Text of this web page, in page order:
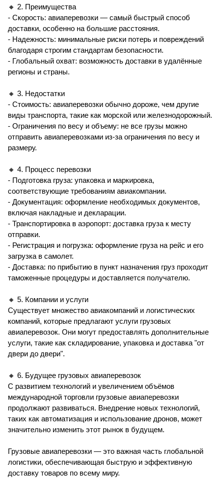
🔸 2. Преимущества
- Скорость: авиаперевозки — самый быстрый способ
доставки, особенно на большие расстояния.
- Надежность: минимальные риски потерь и повреждений
благодаря строгим стандартам безопасности.
- Глобальный охват: возможность доставки в удалённые
регионы и страны.
🔸 3. Недостатки
- Стоимость: авиаперевозки обычно дороже, чем другие
виды транспорта, такие как морской или железнодорожный.
- Ограничения по весу и объему: не все грузы можно
отправить авиаперевозками из-за ограничения по весу и
размеру.
🔸 4. Процесс перевозки
- Подготовка груза: упаковка и маркировка,
соответствующие требованиям авиакомпании.
- Документация: оформление необходимых документов,
включая накладные и декларации.
- Транспортировка в аэропорт: доставка груза к месту
отправки.
- Регистрация и погрузка: оформление груза на рейс и его
загрузка в самолет.
- Доставка: по прибытию в пункт назначения груз проходит
таможенные процедуры и доставляется получателю.
🔸 5. Компании и услуги
Существует множество авиакомпаний и логистических
компаний, которые предлагают услуги грузовых
авиаперевозок. Они могут предоставлять дополнительные
услуги, такие как складирование, упаковка и доставка "от
двери до двери".
🔸 6. Будущее грузовых авиаперевозок
С развитием технологий и увеличением объёмов
международной торговли грузовые авиаперевозки
продолжают развиваться. Внедрение новых технологий,
таких как автоматизация и использование дронов, может
значительно изменить этот рынок в будущем.
Грузовые авиаперевозки — это важная часть глобальной
логистики, обеспечивающая быструю и эффективную
доставку товаров по всему миру.